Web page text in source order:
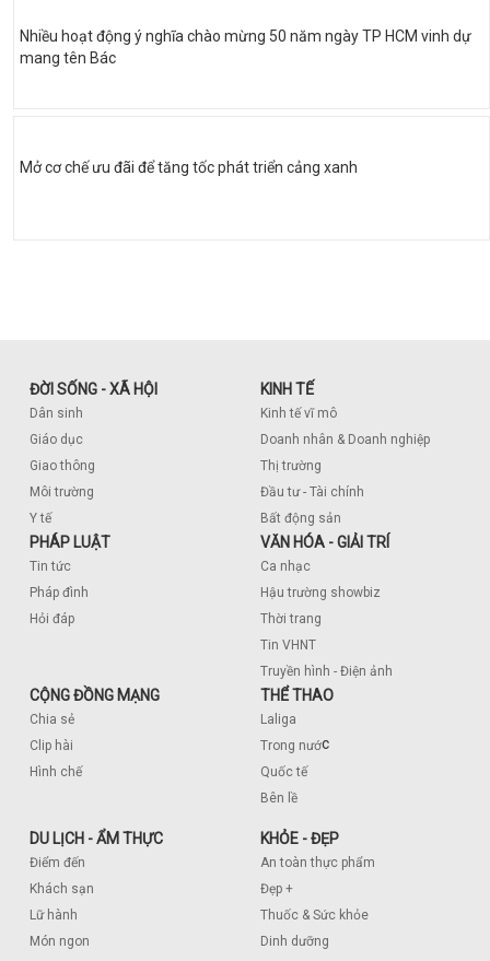
Nhiều hoạt động ý nghĩa chào mừng 50 năm ngày TP HCM vinh dự
mang tên Bác
Mở cơ chế ưu đãi để tăng tốc phát triển cảng xanh
ĐỜI SỐNG - XÃ HỘI
Dân sinh
Giáo dục
Giao thông
Môi trường
Y tế
KINH TẾ
Kinh tế vĩ mô
Doanh nhân & Doanh nghiệp
Thị trường
Đầu tư - Tài chính
Bất động sản
PHÁP LUẬT
Tin tức
Pháp đình
Hỏi đáp
VĂN HÓA - GIẢI TRÍ
Ca nhạc
Hậu trường showbiz
Thời trang
Tin VHNT
Truyền hình - Điện ảnh
CỘNG ĐỒNG MẠNG
Chia sẻ
Clip hài
Hình chế
THỂ THAO
Laliga
Trong nước
Quốc tế
Bên lề
DU LỊCH - ẨM THỰC
Điểm đến
Khách sạn
Lữ hành
Món ngon
KHỎE - ĐẸP
An toàn thực phẩm
Đẹp +
Thuốc & Sức khỏe
Dinh dưỡng